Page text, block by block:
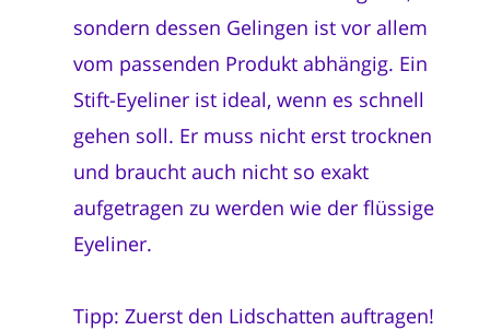
sondern dessen Gelingen ist vor allem
vom passenden Produkt abhängig. Ein
Stift-Eyeliner ist ideal, wenn es schnell
gehen soll. Er muss nicht erst trocknen
und braucht auch nicht so exakt
aufgetragen zu werden wie der flüssige
Eyeliner.
Tipp: Zuerst den Lidschatten auftragen!